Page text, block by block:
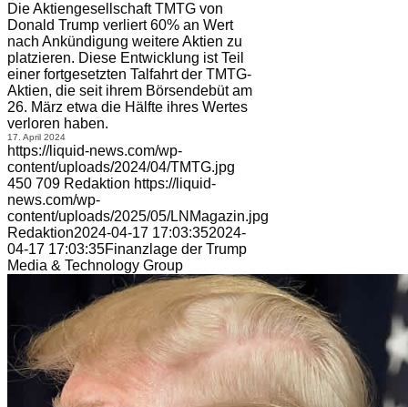
Die Aktiengesellschaft TMTG von
Donald Trump verliert 60% an Wert
nach Ankündigung weitere Aktien zu
platzieren. Diese Entwicklung ist Teil
einer fortgesetzten Talfahrt der TMTG-
Aktien, die seit ihrem Börsendebüt am
26. März etwa die Hälfte ihres Wertes
verloren haben.
17. April 2024
https://liquid-news.com/wp-
content/uploads/2024/04/TMTG.jpg
450 709 Redaktion https://liquid-
news.com/wp-
content/uploads/2025/05/LNMagazin.jpg
Redaktion2024-04-17 17:03:352024-
04-17 17:03:35Finanzlage der Trump
Media & Technology Group